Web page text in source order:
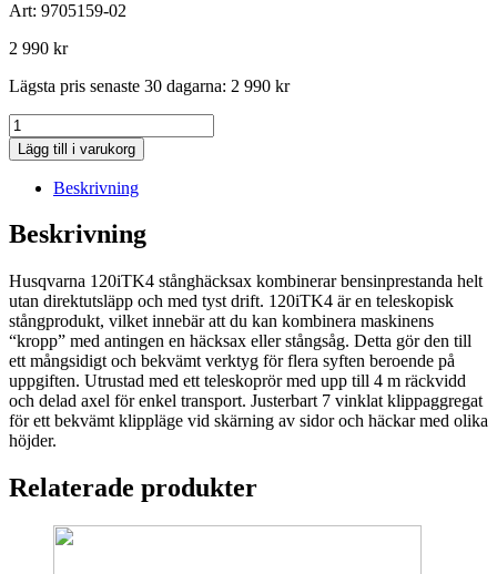
Art: 9705159-02
2 990 kr
Lägsta pris senaste 30 dagarna: 2 990 kr
Husqvarna
120iTK4-
H
Stånghäcksax
batteridriven
mängd
Lägg till i varukorg
Beskrivning
Beskrivning
Husqvarna 120iTK4 stånghäcksax kombinerar bensinprestanda helt
utan direktutsläpp och med tyst drift. 120iTK4 är en teleskopisk
stångprodukt, vilket innebär att du kan kombinera maskinens
“kropp” med antingen en häcksax eller stångsåg. Detta gör den till
ett mångsidigt och bekvämt verktyg för flera syften beroende på
uppgiften. Utrustad med ett teleskoprör med upp till 4 m räckvidd
och delad axel för enkel transport. Justerbart 7 vinklat klippaggregat
för ett bekvämt klippläge vid skärning av sidor och häckar med olika
höjder.
Relaterade produkter